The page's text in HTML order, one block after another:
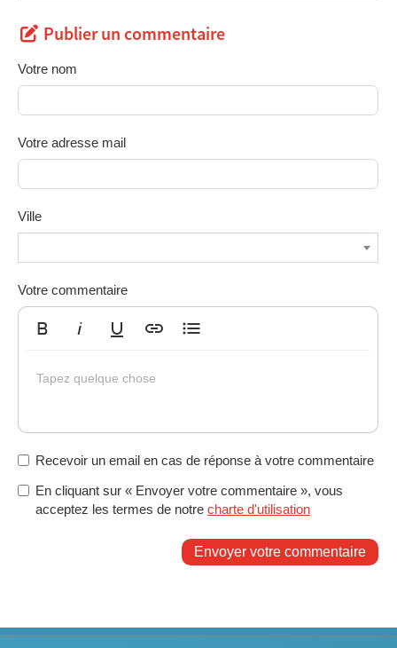
Publier un commentaire
Votre nom
Votre adresse mail
Ville
Votre commentaire
Tapez quelque chose
Recevoir un email en cas de réponse à votre commentaire
En cliquant sur « Envoyer votre commentaire », vous
acceptez les termes de notre charte d'utilisation
Envoyer votre commentaire